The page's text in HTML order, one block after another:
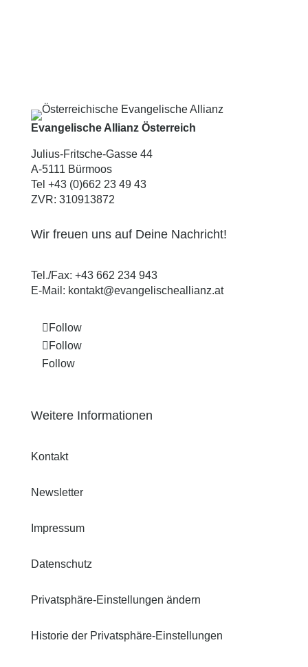
Evangelische Allianz Österreich
Julius-Fritsche-Gasse 44
A-5111 Bürmoos
Tel +43 (0)662 23 49 43
ZVR: 310913872
Wir freuen uns auf Deine Nachricht!
Tel./Fax: +43 662 234 943
E-Mail: kontakt@evangelischeallianz.at
Follow
Follow
Follow
Weitere Informationen
Kontakt
Newsletter
Impressum
Datenschutz
Privatsphäre-Einstellungen ändern
Historie der Privatsphäre-Einstellungen